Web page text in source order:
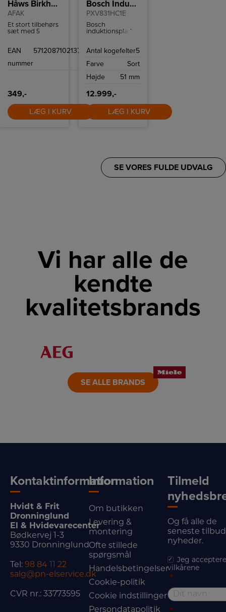
Hâws Birkholm Airfryer Tilbehørssæt
AFAK
Et stort tilbehørs
sæt med 5
airfryeren.
EAN
nummer
5712087102137
349,-
LÆG I KURV
Bosch Induktionskogeplade
PXV831HC1E
Bosch
induktionsplade
Home Connect.
Antal kogefelter5
Farve
Sort
Højde
51 mm
12.999,-
LÆG I KURV
SE VORES FULDE UDVALG
Vi har alle de
kendte
kvalitetsbrands
LINK
SE ALLE BRANDS
Kontaktinformation
Hvidt & Frit
Dronninglund
El & Hvidevarecenter
Bødkervej 1-3
9330 Dronninglund
Tel: 98 84 11 22
salg@pn-elservice.dk
CVR nr.: 33773595
Information
Om butikken
Levering &
montering
Ofte stillede
spørgsmål
Handelsbetingelser
Cookie-politik
Cookie indstillinger
Persondatapolitik
Tilmeld
Og få alle de
seneste
nyheder.
Jeg
vilkårene
*